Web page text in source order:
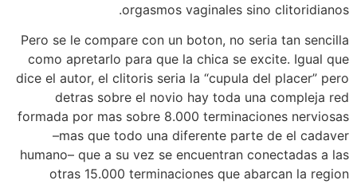
orgasmos vaginales sino clitoridianos.
Pero se le compare con un boton, no seri­a tan sencilla
como apretarlo para que la chica se excite. Igual que
dice el autor, el clitoris seri­a la “cupula del placer” pero
detras sobre el novio hay toda una compleja red
formada por mas sobre 8.000 terminaciones nerviosas
–mas que todo una diferente parte de el cadaver
humano– que a su vez se encuentran conectadas a las
otras 15.000 terminaciones que abarcan la region